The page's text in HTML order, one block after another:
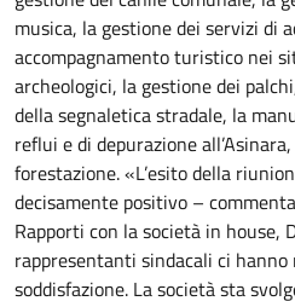
musica, la gestione dei servizi di
accompagnamento turistico nei
archeologici, la gestione dei
della segnaletica stradale, la
reflui e di depurazione
forestazione. «L’esito della
decisamente positivo –
Rapporti con la società in house,
rappresentanti sindacali ci
soddisfazione. La società sta